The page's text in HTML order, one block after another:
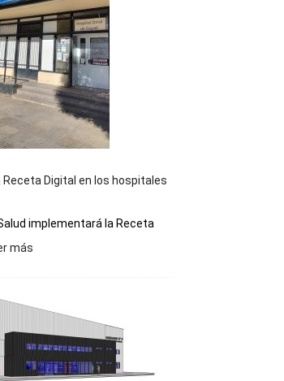
Receta Digital en los hospitales
implementará la Receta
más
Digital
en
los
hospitales